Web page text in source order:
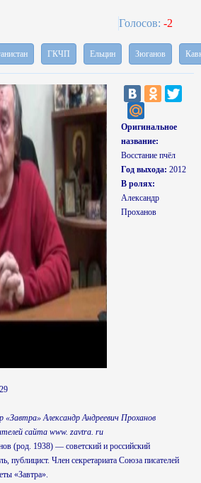
Голосов: -2
ГКЧП Ельцин Зюганов
Оригинальное
название:
Восстание пчёл
Год выхода: 2012
В ролях:
Александр
Проханов
«Завтра» Александр Андреевич Проханов
сайта www. zavtra. ru
(род. 1938) — советский и российский
публицист. Член секретариата Союза писателей
«Завтра».